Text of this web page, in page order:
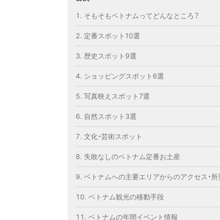
そもそもベトナムってどんなところ？
定番スポット10選
歴史スポット9選
ショッピングスポット6選
写真映えスポット7選
自然スポット3選
文化・芸術スポット
失敗なしのベトナム定番お土産
ベトナムへの主要エリアからのアクセス・
ベトナム観光の移動手段
ベトナムの年間イベント情報